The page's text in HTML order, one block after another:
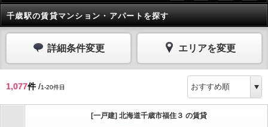
千歳駅の賃貸マンション・アパートを探す
詳細条件変更 エリアを変更
1,077件/1-20件目
[一戸建] 北海道千歳市福住３ の賃貸